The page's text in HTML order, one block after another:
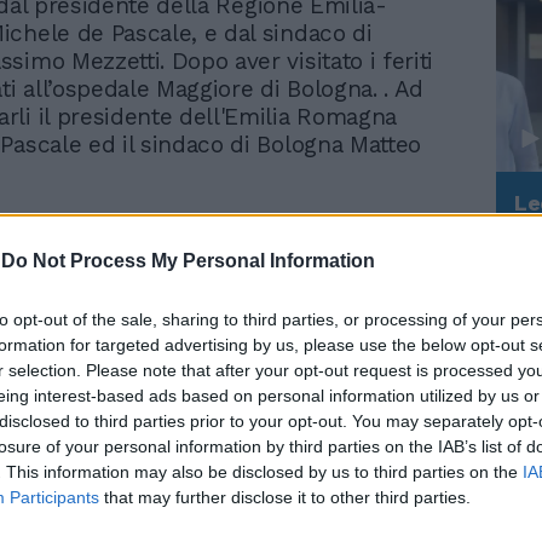
Do Not Process My Personal Information
opt-out of the sale, sharing to third parties, or processing of your
for targeted advertising by us, please use the below opt-out
selection. Please note that after your opt-out request is processed
interest-based ads based on personal information utilized by us
to third parties prior to your opt-out. You may separately
of your personal information by third parties on the IAB’s list of
This information may also be disclosed by us to third parties on the
Participants that may further disclose it to other third parties.
de Pascale, e dal sindaco di
Mezzetti. Dopo aver visitato i feriti
all’ospedale Maggiore di Bologna. . Ad
il presidente dell'Emilia Romagna
ed il sindaco di Bologna Matteo
circostanza drammatica ma anche
ogni giorno».
Rudy Giuliani a Come States?
Trump, Meloni e la strategia